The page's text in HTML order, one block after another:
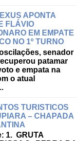
APONTA
FLÁVIO
EM EMPATE
NO 1º TURNO
senador
patamar
e empata na
o atual
TURISTICOS
– CHAPADA
1. GRUTA